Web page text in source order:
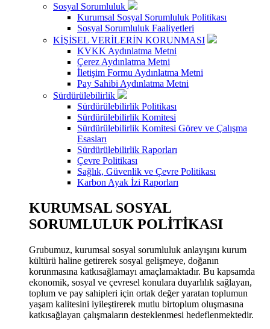
Sosyal Sorumluluk
Kurumsal Sosyal Sorumluluk Politikası
Sosyal Sorumluluk Faaliyetleri
KİŞİSEL VERİLERİN KORUNMASI
KVKK Aydınlatma Metni
Çerez Aydınlatma Metni
İletişim Formu Aydınlatma Metni
Pay Sahibi Aydınlatma Metni
Sürdürülebilirlik
Sürdürülebilirlik Politikası
Sürdürülebilirlik Komitesi
Sürdürülebilirlik Komitesi Görev ve Çalışma
Esasları
Sürdürülebilirlik Raporları
Çevre Politikası
Sağlık, Güvenlik ve Çevre Politikası
Karbon Ayak İzi Raporları
KURUMSAL SOSYAL
SORUMLULUK POLİTİKASI
Grubumuz, kurumsal sosyal sorumluluk anlayışını kurum
kültürü haline getirerek sosyal gelişmeye, doğanın
korunmasına katkısağlamayı amaçlamaktadır. Bu kapsamda
ekonomik, sosyal ve çevresel konulara duyarlılık sağlayan,
toplum ve pay sahipleri için ortak değer yaratan toplumun
yaşam kalitesini iyileştirerek mutlu birtoplum oluşmasına
katkısağlayan çalışmaların desteklenmesi hedeflenmektedir.